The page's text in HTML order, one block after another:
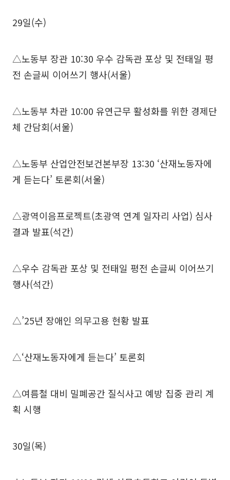
29일(수)
△노동부 장관 10:30 우수 감독관 포상 및 전태일 평
전 손글씨 이어쓰기 행사(서울)
△노동부 차관 10:00 유연근무 활성화를 위한 경제단
체 간담회(서울)
△노동부 산업안전보건본부장 13:30 ‘산재노동자에
게 듣는다’ 토론회(서울)
△광역이음프로젝트(초광역 연계 일자리 사업) 심사
결과 발표(석간)
△우수 감독관 포상 및 전태일 평전 손글씨 이어쓰기
행사(석간)
△’25년 장애인 의무고용 현황 발표
△‘산재노동자에게 듣는다’ 토론회
△여름철 대비 밀폐공간 질식사고 예방 집중 관리 계
획 시행
30일(목)